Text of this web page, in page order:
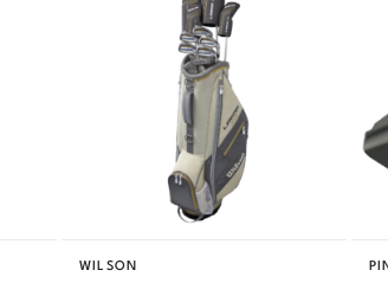
WILSON